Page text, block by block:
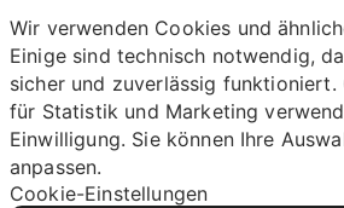
Wir verwenden Cookies und
Einige sind technisch notwendig,
sicher und zuverlässig funktioniert.
für Statistik und Marketing
Einwilligung. Sie können Ihre
anpassen.
Cookie-Einstellungen